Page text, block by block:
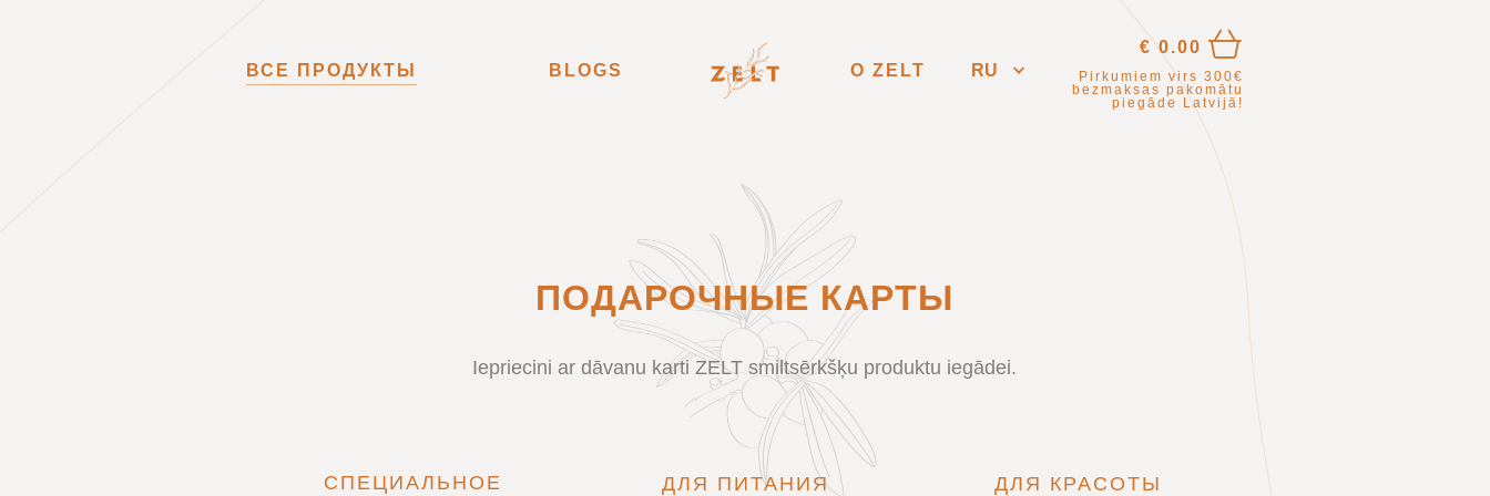
ВСЕ ПРОДУКТЫ BLOGS О ZELT RU
€0.00
Pirkumiem virs 300€
bezmaksas pakomātu
piegāde Latvijā!
ПОДАРОЧНЫЕ КАРТЫ
Iepriecini ar dāvanu karti ZELT smiltsērkšķu produktu iegādei.
СПЕЦИАЛЬНОЕ ДЛЯ ПИТАНИЯ ДЛЯ КРАСОТЫ